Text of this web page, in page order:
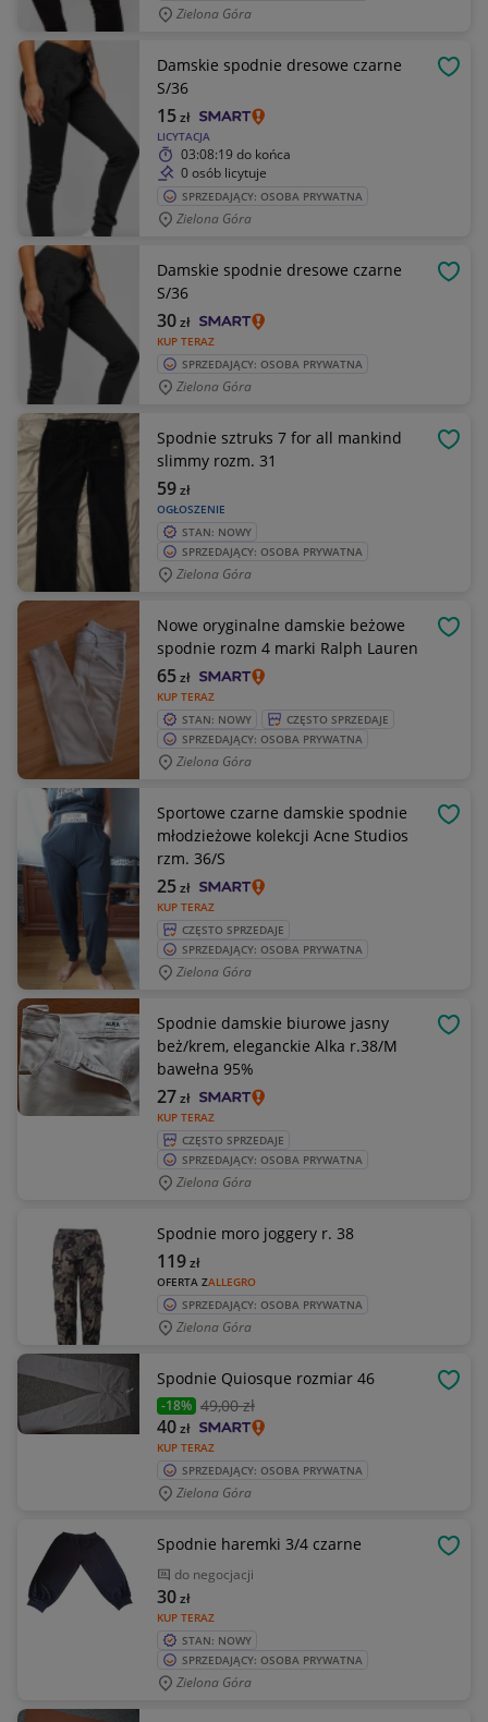
Zielona Góra
Damskie spodnie dresowe czarne
S/36
LICYTACJA
15zł
03:08:19 do końca
0 osób licytuje
SPRZEDAJĄCY: OSOBA PRYWATNA
Zielona Góra
Damskie spodnie dresowe czarne
S/36
KUP TERAZ
30zł
SPRZEDAJĄCY: OSOBA PRYWATNA
Zielona Góra
Spodnie sztruks 7 for all mankind
slimmy rozm. 31
OGŁOSZENIE
59zł
STAN: NOWY
SPRZEDAJĄCY: OSOBA PRYWATNA
Zielona Góra
Nowe oryginalne damskie beżowe
spodnie rozm 4 marki Ralph Lauren
KUP TERAZ
65zł
STAN: NOWY
CZĘSTO SPRZEDAJE
SPRZEDAJĄCY: OSOBA PRYWATNA
Zielona Góra
Sportowe czarne damskie spodnie
młodzieżowe kolekcji Acne Studios
rzm. 36/S
KUP TERAZ
25zł
CZĘSTO SPRZEDAJE
SPRZEDAJĄCY: OSOBA PRYWATNA
Zielona Góra
Spodnie damskie biurowe jasny
beż/krem, eleganckie Alka r.38/M
bawełna 95%
KUP TERAZ
27zł
CZĘSTO SPRZEDAJE
SPRZEDAJĄCY: OSOBA PRYWATNA
Zielona Góra
Spodnie moro joggery r. 38
OFERTA ZALLEGRO
119zł
SPRZEDAJĄCY: OSOBA PRYWATNA
Zielona Góra
Spodnie Quiosque rozmiar 46
-18% 49,00 zł
KUP TERAZ
40zł
SPRZEDAJĄCY: OSOBA PRYWATNA
Zielona Góra
Spodnie haremki 3/4 czarne
do negocjacji
KUP TERAZ
30zł
STAN: NOWY
SPRZEDAJĄCY: OSOBA PRYWATNA
Zielona Góra